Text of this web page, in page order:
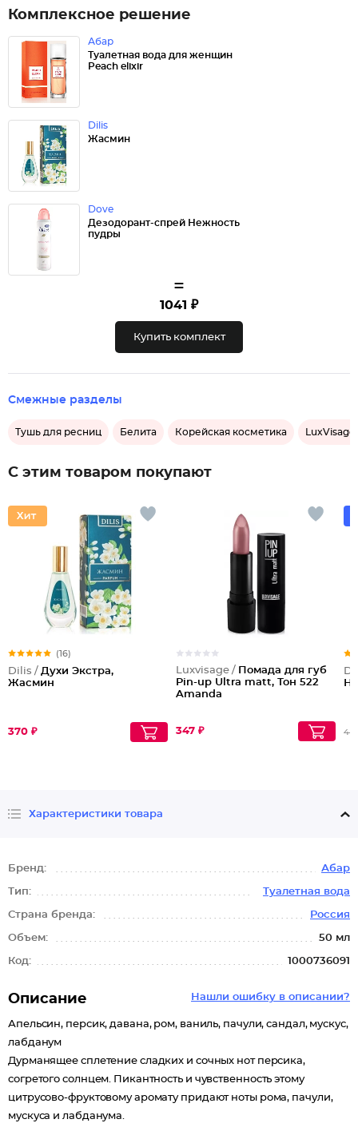
Комплексное решение
Абар
Туалетная вода для женщин
Peach elixir
Dilis
Жасмин
Dove
Дезодорант-спрей Нежность
пудры
=
1041 ₽
Купить комплект
Смежные разделы
Тушь для ресниц Белита Корейская косметика LuxVisage
С этим товаром покупают
(16)
Dilis / Духи Экстра,
Жасмин
370 ₽
Luxvisage / Помада для губ
Pin-up Ultra matt, Тон 522
Amanda
347 ₽
Характеристики товара
Бренд: Абар
Тип: Туалетная вода
Страна бренда: Россия
Объем: 50 мл
Код: 1000736091
Нашли ошибку в описании?
Описание
Апельсин, персик, давана, ром, ваниль, пачули, сандал, мускус,
лабданум
Дурманящее сплетение сладких и сочных нот персика,
согретого солнцем. Пикантность и чувственность этому
цитрусово-фруктовому аромату придают ноты рома, пачули,
мускуса и лабданума.